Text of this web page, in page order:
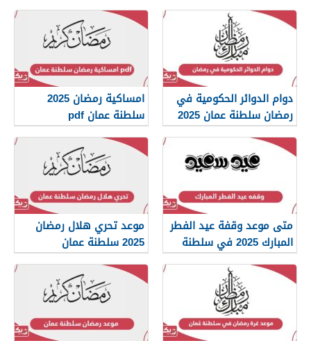
دوام الدوائر الحكومية في
رمضان سلطنة عمان 2025
امساكية رمضان 2025
سلطنة عمان pdf
متى موعد وقفة عيد الفطر
المبارك 2025 في سلطنة
عمان
موعد تحري هلال رمضان
2025 سلطنة عمان